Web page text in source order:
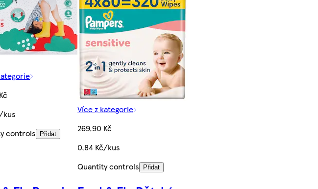
kus
controls Přidat
Více z kategorie
269,90 Kč
0,84 Kč/kus
Quantity controls Přidat